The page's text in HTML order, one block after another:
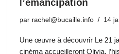
l’émancipation
par rachel@bucaille.info 14
Une œuvre à découvrir Le 21
cinéma accueilleront Olivia,